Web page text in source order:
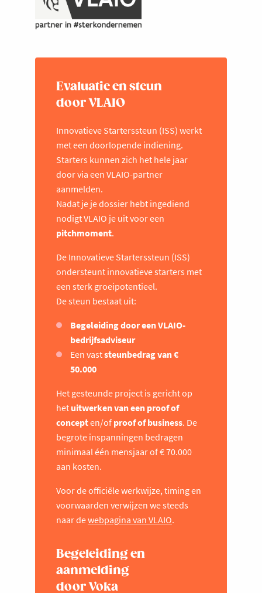
Evaluatie en steun
door VLAIO
Innovatieve Starterssteun (ISS) werkt
met een doorlopende indiening.
Starters kunnen zich het hele jaar
door via een VLAIO-partner
aanmelden.
Nadat je je dossier hebt ingediend
nodigt VLAIO je uit voor een
pitchmoment.
De Innovatieve Starterssteun (ISS)
ondersteunt innovatieve starters met
een sterk groeipotentieel.
De steun bestaat uit:
Begeleiding door een VLAIO-
bedrijfsadviseur
Een vaststeunbedrag van €
50.000
Het gesteunde project is gericht op
het uitwerken van een proof of
concepten/of proof of business. De
begrote inspanningen bedragen
minimaal één mensjaar of € 70.000
aan kosten.
Voor de officiële werkwijze, timing en
voorwaarden verwijzen we steeds
naar dewebpagina van VLAIO.
Begeleiding en
aanmelding
door Voka